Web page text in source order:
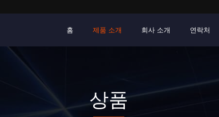
홈 제품 소개 회사 소개 연락처
상품